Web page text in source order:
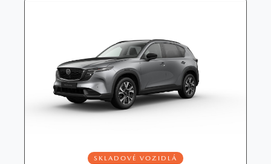
SKLADOVÉ VOZIDLÁ